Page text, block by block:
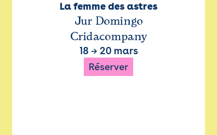
La femme des astres
Jur Domingo
Cridacompany
18 → 20 mars
Réserver